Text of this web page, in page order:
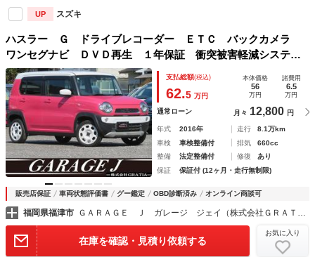
UP スズキ
ハスラー Ｇ ドライブレコーダー ＥＴＣ バックカメラ
ワンセグナビ ＤＶＤ再生 １年保証 衝突被害軽減システ
ム シートヒーター オートライト スマートキー２個 オー
トエアコン フォグランプ アイドリングストップ
支払総額(税込)
62.5 万円
本体価格
56
万円
諸費用
6.5
万円
通常ローン 月々 12,800 円
年式 2016年 走行
8.1万km
車検
車検整備付 排気
660cc
整備
法定整備付 修復
あり
保証
保証付 (12ヶ月・走行無制限)
販売店保証 車両状態評価書 グー鑑定 OBD診断済み オンライン商談可
福岡県福津市 ＧＡＲＡＧＥ Ｊ ガレージ ジェイ（株式会社ＧＲＡＴＩＡ）
在庫を確認・見積り依頼する
お気に入り